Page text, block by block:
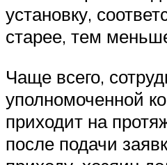
установку,
старее, тем
Чаще всего,
уполномоченной
приходит на
после подачи